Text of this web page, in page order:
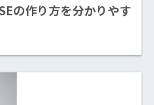
の作り方を分かりやす